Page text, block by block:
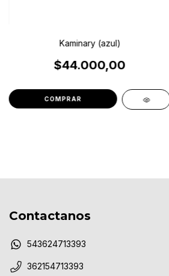
Kaminary (azul)
$44.000,00
COMPRAR
Contactanos
543624713393
362154713393